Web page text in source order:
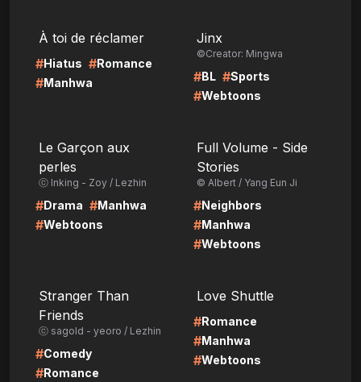
À toi de réclamer
#Hiatus #Romance
#Manhwa
Jinx
©Creator: Mingwa
#BL #Sports
#Webtoons
Le Garçon aux
perles
ⓒ Inking - Zoy / Lezhin
#Drama #Manhwa
#Webtoons
Full Volume - Side
Stories
© Albert / Yang Eun Ji
#Neighbors
#Manhwa
#Webtoons
Stranger Than
Friends
ⓒ sagold - yeoro / Lezhin
#Comedy
#Romance
Love Shuttle
#Romance
#Manhwa
#Webtoons